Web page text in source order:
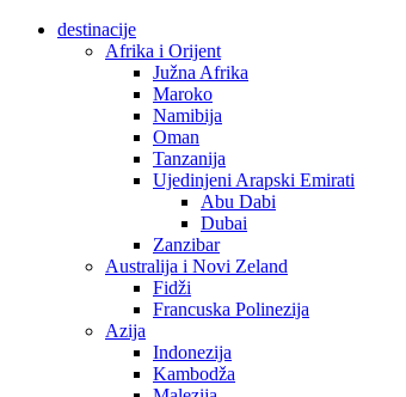
destinacije
Afrika i Orijent
Južna Afrika
Maroko
Namibija
Oman
Tanzanija
Ujedinjeni Arapski Emirati
Abu Dabi
Dubai
Zanzibar
Australija i Novi Zeland
Fidži
Francuska Polinezija
Azija
Indonezija
Kambodža